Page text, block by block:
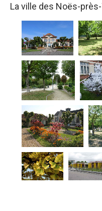
La ville des Noës-